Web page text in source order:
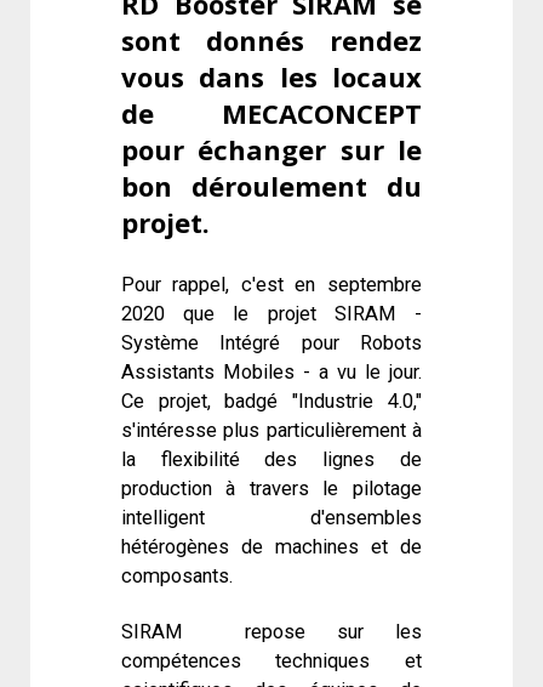
sont donnés rendez
vous dans les locaux
de MECACONCEPT
pour échanger sur le
bon déroulement du
projet.
Pour rappel, c'est en septembre
2020 que le projet SIRAM -
Système Intégré pour Robots
Assistants Mobiles - a vu le jour.
Ce projet, badgé "Industrie 4.0,"
s'intéresse plus particulièrement à
la flexibilité des lignes de
production à travers le pilotage
intelligent d'ensembles
hétérogènes de machines et de
composants.
SIRAM repose sur les
compétences techniques et